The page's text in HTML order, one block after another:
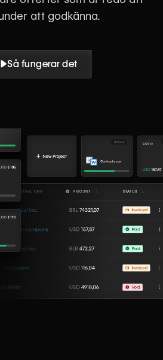
att godkänna.
Så fungerar det